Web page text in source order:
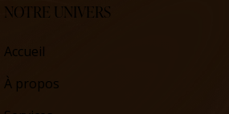
NOTRE UNIVERS
Accueil
À propos